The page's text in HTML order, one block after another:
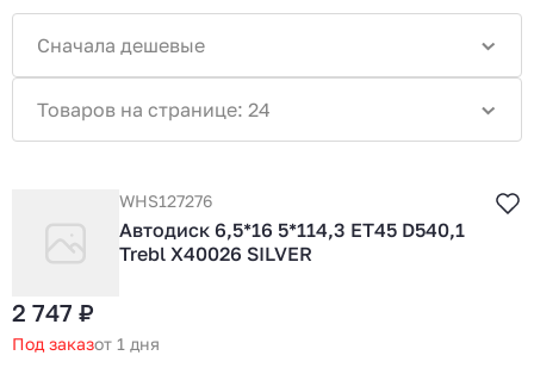
Сначала дешевые
Товаров на странице: 24
WHS127276
Автодиск 6,5*16 5*114,3 ET45 D540,1
Trebl X40026 SILVER
2 747 ₽
Под заказот 1 дня